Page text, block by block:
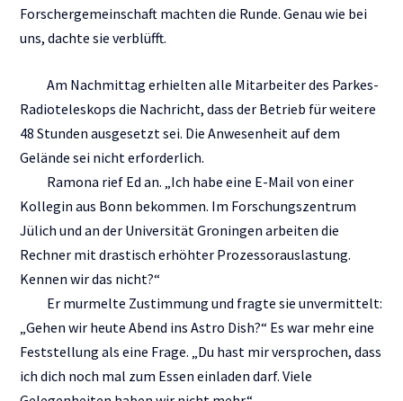
Forschergemeinschaft machten die Runde. Genau wie bei
uns, dachte sie verblüfft.
Am Nachmittag erhielten alle Mitarbeiter des Parkes-
Radioteleskops die Nachricht, dass der Betrieb für weitere
48 Stunden ausgesetzt sei. Die Anwesenheit auf dem
Gelände sei nicht erforderlich.
Ramona rief Ed an. „Ich habe eine E-Mail von einer
Kollegin aus Bonn bekommen. Im Forschungszentrum
Jülich und an der Universität Groningen arbeiten die
Rechner mit drastisch erhöhter Prozessorauslastung.
Kennen wir das nicht?“
Er murmelte Zustimmung und fragte sie unvermittelt:
„Gehen wir heute Abend ins Astro Dish?“ Es war mehr eine
Feststellung als eine Frage. „Du hast mir versprochen, dass
ich dich noch mal zum Essen einladen darf. Viele